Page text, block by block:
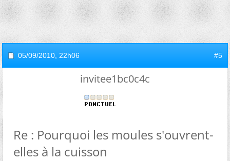
05/09/2010, 22h06 #5
invitee1bc0c4c
Re : Pourquoi les moules s'ouvrent-
elles à la cuisson